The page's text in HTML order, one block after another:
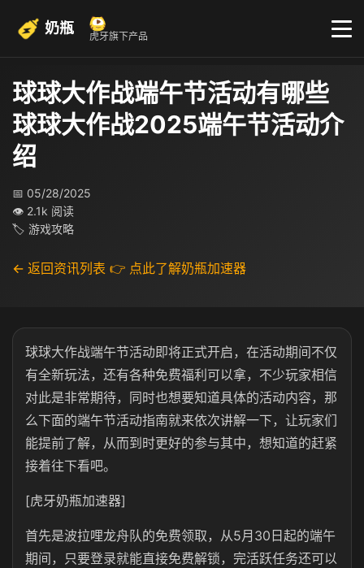
奶瓶 虎牙旗下产品
球球大作战端午节活动有哪些
球球大作战2025端午节活动介
绍
📅 05/28/2025
👁 2.1k 阅读
🏷 游戏攻略
← 返回资讯列表 👉 点此了解奶瓶加速器
球球大作战端午节活动即将正式开启，在活动期间不仅
有全新玩法，还有各种免费福利可以拿，不少玩家相信
对此是非常期待，同时也想要知道具体的活动内容，那
么下面的端午节活动指南就来依次讲解一下，让玩家们
能提前了解，从而到时更好的参与其中，想知道的赶紧
接着往下看吧。
[虎牙奶瓶加速器]
首先是波拉哩龙舟队的免费领取，从5月30日起的端午
期间，只要登录就能直接免费解锁，完活跃任务还可以